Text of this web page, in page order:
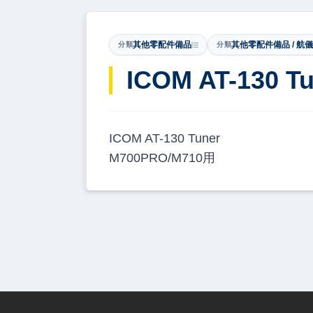
分類其他零配件備品 分類其他零配件備品 / 航
​ICOM AT-130
ICOM AT-130 Tuner
M700PRO/M710用